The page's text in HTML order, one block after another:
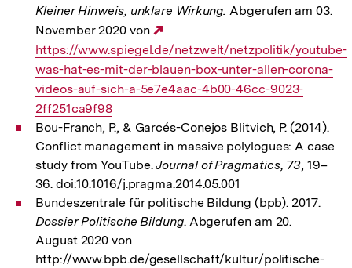
Kleiner Hinweis, unklare Wirkung. Abgerufen am 03.
November 2020 von
Link:
https://www.spiegel.de/netzwelt/netzpolitik/youtube-
was-hat-es-mit-der-blauen-box-unter-allen-corona-
videos-auf-sich-a-5e7e4aac-4b00-46cc-9023-
2ff251ca9f98
Bou-Franch, P., & Garcés-Conejos Blitvich, P. (2014).
Conflict management in massive polylogues: A case
study from YouTube.Journal of Pragmatics, 73, 19–
36. doi:10.1016/j.pragma.2014.05.001
Bundeszentrale für politische Bildung (bpb). 2017.
Dossier Politische Bildung. Abgerufen am 20.
August 2020 von
http://www.bpb.de/gesellschaft/kultur/politische-